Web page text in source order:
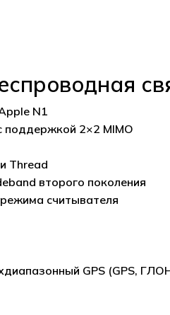
N1
поддержкой 2×2 MIMO
Thread
второго поколения
считывателя
GPS (GPS,